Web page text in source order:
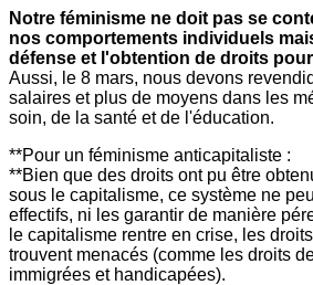
Notre féminisme ne doit pas se
nos comportements individuels
défense et l'obtention de droits
Aussi, le 8 mars, nous devons
salaires et plus de moyens dans les
soin, de la santé et de l'éducation.
**Pour un féminisme anticapitaliste :
**Bien que des droits ont pu être
sous le capitalisme, ce système ne
effectifs, ni les garantir de manière
le capitalisme rentre en crise, les
trouvent menacés (comme les droits
immigrées et handicapées).